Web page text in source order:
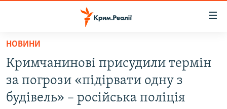
Перейти
основного
матеріалу
Перейти
до
ВОДА.КРИМ
ВІДЕО ТА ФОТО
НОВИНИ
Кримчанинові присудили термін
за погрози «підірвати одну з
будівель» – російська поліція